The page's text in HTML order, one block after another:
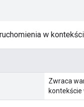
w
Zwraca
kontekście